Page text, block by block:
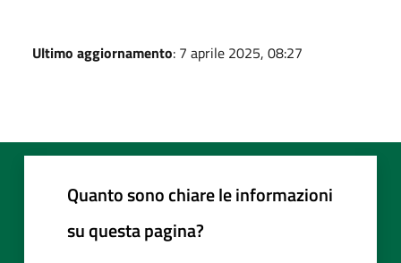
Ultimo aggiornamento: 7 aprile 2025, 08:27
Quanto sono chiare le informazioni
su questa pagina?